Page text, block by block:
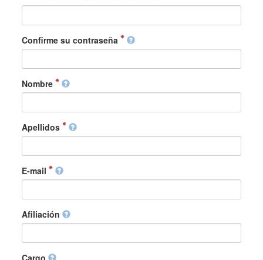
Confirme su contraseña
Nombre
Apellidos
E-mail
Afiliación
Cargo